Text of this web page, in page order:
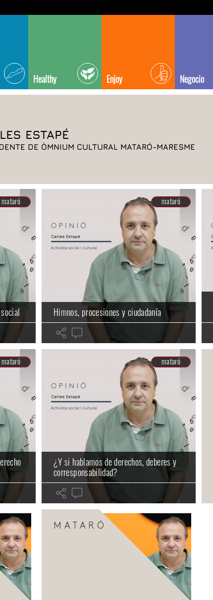
Healthy Enjoy Negocio
ESTAPÉ
DE ÒMNIUM CULTURAL MATARÓ-MARESME
mataró mataró
Himnos, procesiones y ciudadanía
mataró mataró
¿Y si hablamos de derechos, deberes y
corresponsabilidad?
MATARÓ